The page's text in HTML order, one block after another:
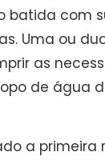
batida com
Uma ou
as
de água
a primeira